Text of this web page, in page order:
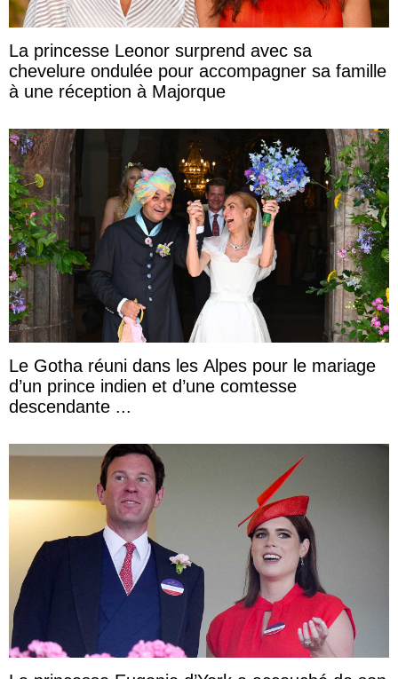
La princesse Leonor surprend avec sa
chevelure ondulée pour accompagner sa famille
à une réception à Majorque
Le Gotha réuni dans les Alpes pour le mariage
d’un prince indien et d’une comtesse
descendante ...